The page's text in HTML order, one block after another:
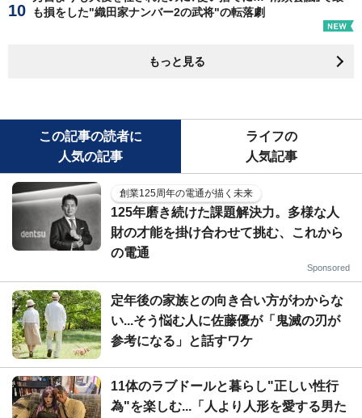
も損をした"織田家ナンバー2の武将"の転落劇
もっと見る
この記事の読者に
人気の記事
ライフの
人気記事
創業125周年の電通が描く未来
125年磨き続けた課題解決力。多様な人
財の才能を掛け合わせて挑む、これから
の電通
Sponsored
定年後の家族との向き合い方がわからな
い...そう悩む人に佐藤優が「鬼滅の刃が
参考になる」と話すワケ
11体のラブドールと暮らし"正しい性行
為"を楽しむ...「人より人形を愛する男た